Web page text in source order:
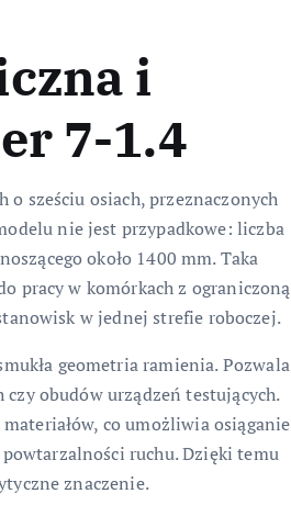
i
7-1.4
sześciu osiach, przeznaczonych
nie jest przypadkowe: liczba
około 1400 mm. Taka
pracy w komórkach z ograniczoną
w jednej strefie roboczej.
geometria ramienia. Pozwala
obudów urządzeń testujących.
co umożliwia osiąganie
ruchu. Dzięki temu
znaczenie.